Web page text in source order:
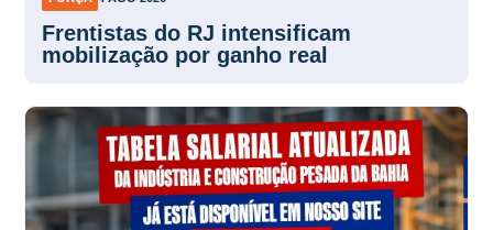
Frentistas do RJ intensificam
mobilização por ganho real